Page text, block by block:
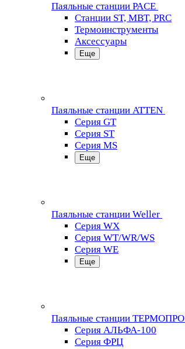
Паяльные станции PACE
Станции ST, MBT, PRC
Термоинструменты
Аксессуары
Еще
Паяльные станции ATTEN
Серия GT
Серия ST
Серия MS
Еще
Паяльные станции Weller
Серия WX
Серия WT/WR/WS
Серия WE
Еще
Паяльные станции ТЕРМОПРО
Серия АЛЬФА-100
Серия ФРЦ